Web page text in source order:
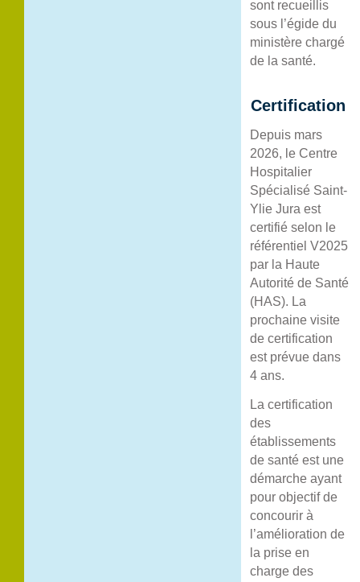
sont recueillis
sous l’égide du
ministère chargé
de la santé.
Certification
Depuis mars
2026, le Centre
Hospitalier
Spécialisé Saint-
Ylie Jura est
certifié selon le
référentiel V2025
par la Haute
Autorité de Santé
(HAS). La
prochaine visite
de certification
est prévue dans
4 ans.
La certification
des
établissements
de santé est une
démarche ayant
pour objectif de
concourir à
l’amélioration de
la prise en
charge des